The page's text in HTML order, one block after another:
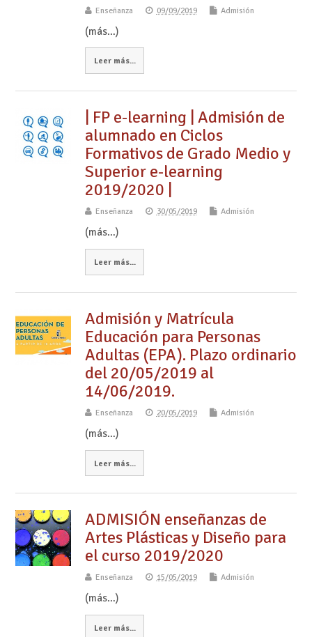
Enseñanza 09/09/2019 Admisión
(más…)
Leer más...
| FP e-learning | Admisión de
alumnado en Ciclos
Formativos de Grado Medio y
Superior e-learning
2019/2020 |
Enseñanza 30/05/2019 Admisión
(más…)
Leer más...
Admisión y Matrícula
Educación para Personas
Adultas (EPA). Plazo ordinario
del 20/05/2019 al
14/06/2019.
Enseñanza 20/05/2019 Admisión
(más…)
Leer más...
ADMISIÓN enseñanzas de
Artes Plásticas y Diseño para
el curso 2019/2020
Enseñanza 15/05/2019 Admisión
(más…)
Leer más...